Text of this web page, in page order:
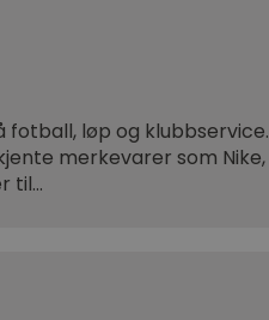
fotball, løp og klubbservice.
merkevarer som Nike,
til…